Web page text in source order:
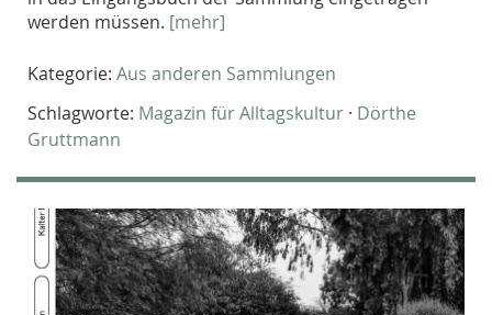
werden müssen. [mehr]
Kategorie: Aus anderen Sammlungen
Schlagworte: Magazin für Alltagskultur · Dörthe
Gruttmann